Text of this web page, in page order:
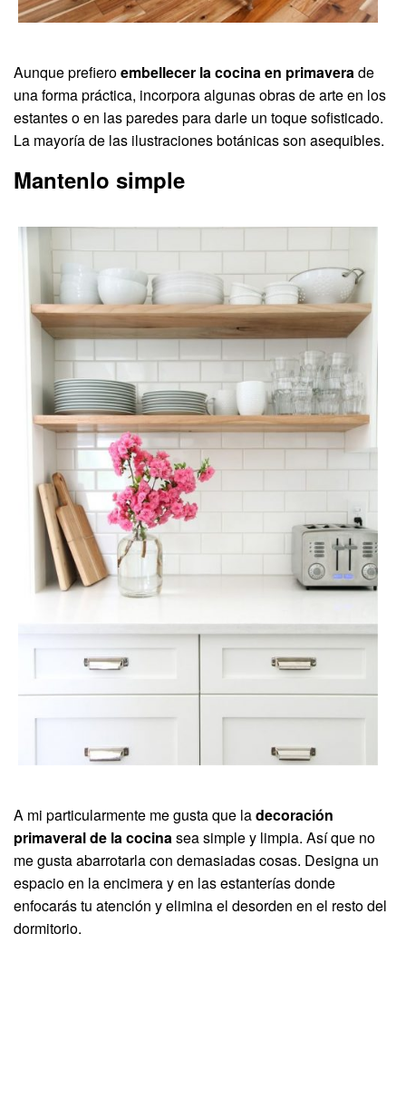
Aunque prefiero embellecer la cocina en primaverade
una forma práctica, incorpora algunas obras de arte en los
estantes o en las paredes para darle un toque sofisticado.
La mayoría de las ilustraciones botánicas son asequibles.
Mantenlo simple
A mi particularmente me gusta que ladecoración
primaveral de la cocinasea simple y limpia. Así que no
me gusta abarrotarla con demasiadas cosas. Designa un
espacio en la encimera y en las estanterías donde
enfocarás tu atención y elimina el desorden en el resto del
dormitorio.